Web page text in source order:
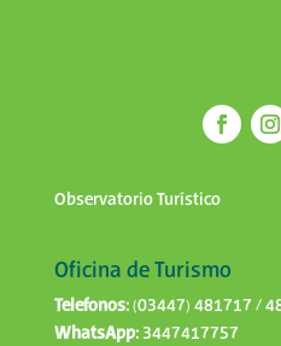
Observatorio Turístico
Oficina de Turismo
Telefonos:(03447) 481717 /
WhatsApp:3447417757